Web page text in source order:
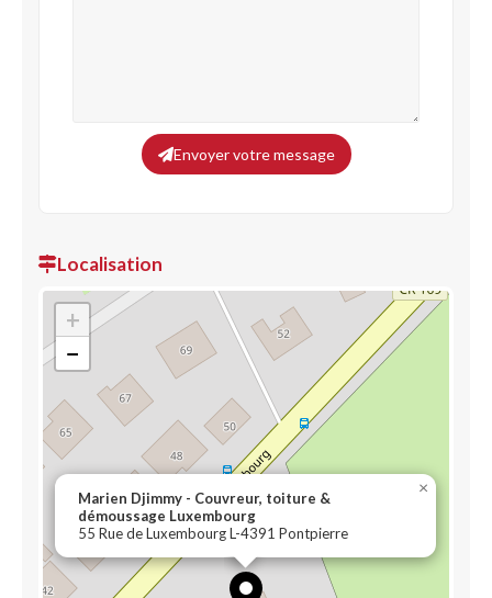
Envoyer votre message
Localisation
Marien Djimmy - Couvreur, toiture &
démoussage Luxembourg
55 Rue de Luxembourg L-4391 Pontpierre
×
+
−